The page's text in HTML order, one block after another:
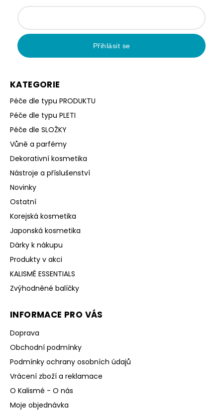
KATEGORIE
Péče dle typu PRODUKTU
Péče dle typu PLETI
Péče dle SLOŽKY
Vůně a parfémy
Dekorativní kosmetika
Nástroje a příslušenství
Novinky
Ostatní
Korejská kosmetika
Japonská kosmetika
Dárky k nákupu
Produkty v akci
KALISMÉ ESSENTIALS
Zvýhodněné balíčky
INFORMACE PRO VÁS
Doprava
Obchodní podmínky
Podmínky ochrany osobních údajů
Vrácení zboží a reklamace
O Kalismé - O nás
Moje objednávka
Přihlásit se